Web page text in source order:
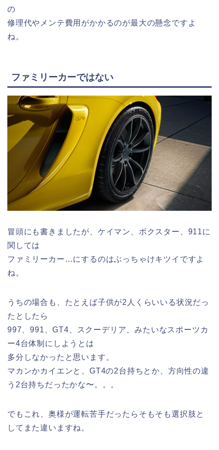
の
修理代やメンテ費用がかかるのが最大の懸念ですよ
ね。
ファミリーカーではない
冒頭にも書きましたが、ケイマン、ボクスター、911に
関しては
ファミリーカー…にするのはぶっちゃけキツイですよ
ね。
うちの場合も、たとえば子供が2人くらいいる状況だっ
たとしたら
997、991、GT4、スクーデリア、みたいなスポーツカ
ー4台体制にしようとは
多分しなかったと思います。
マカンかカイエンと、GT4の2台持ちとか、方向性の違
う2台持ちだったかな〜。。。
でもこれ、奥様が運転苦手だったらそもそも選択肢と
してまた違いますね。